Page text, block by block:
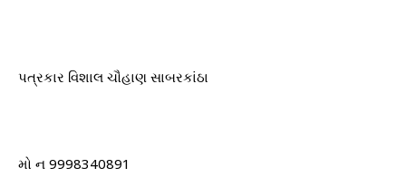
પત્રકાર વિશાલ ચૌહાણ સાબરકાંઠા
મો ન 9998340891